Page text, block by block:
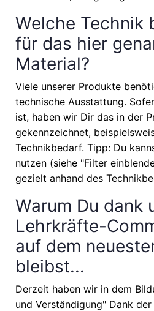
Welche Technik
für das hier
Material?
Viele unserer Produkte
technische Ausstattung.
ist, haben wir Dir das in der
gekennzeichnet,
Technikbedarf. Tipp: Du
nutzen (siehe "Filter
gezielt anhand des
Warum Du dank
Lehrkräfte-
auf dem
bleibst...
Derzeit haben wir in dem
und Verständigung" Dank